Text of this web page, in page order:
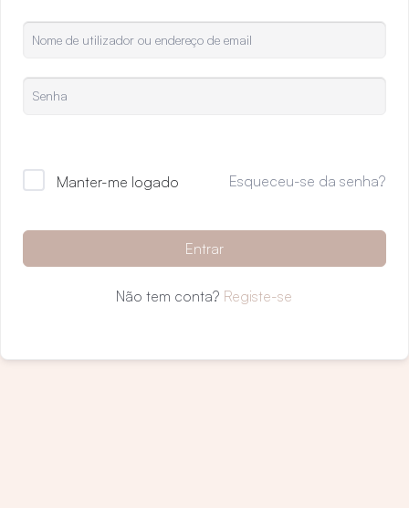
Manter-me logado Esqueceu-se da senha?
Entrar
Não tem conta? Registe-se